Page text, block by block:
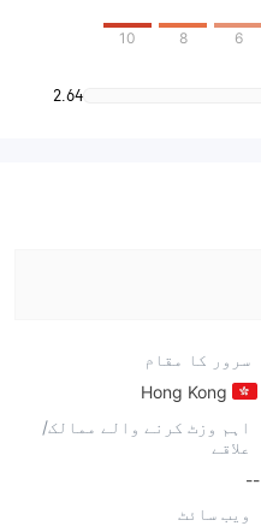
6
8
10
2.64
سرور کا مقام
Hong Kong
اہم وزٹ کرنے والے ممالک/
علاقے
--
ویب سائٹ